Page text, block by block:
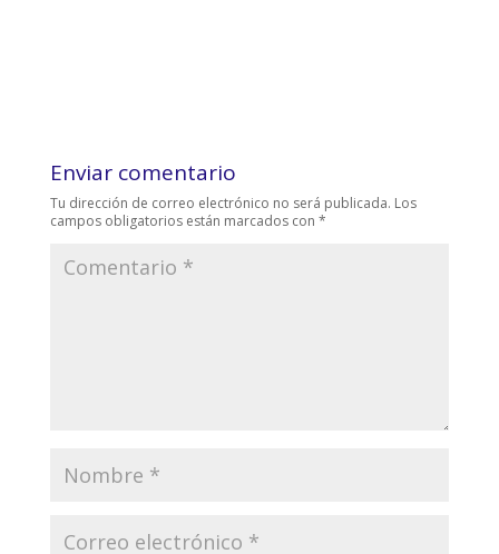
Enviar comentario
Tu dirección de correo electrónico no será publicada. Los
campos obligatorios están marcados con *